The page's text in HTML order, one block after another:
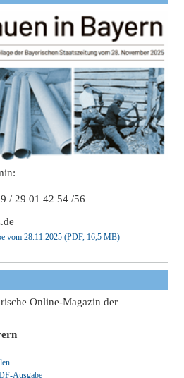
/ 29 01 42 54 /56
vom 28.11.2025 (PDF, 16,5 MB)
Online-Magazin der
Ausgabe